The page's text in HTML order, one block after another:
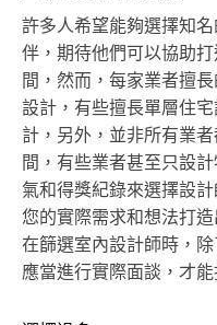
許多人希望能夠選擇知
伴，期待他們可以協助
間，然而，每家業者擅
設計，有些擅長單層住
計，另外，並非所有業
間，有些業者甚至只設
氣和得獎紀錄來選擇設
您的實際需求和想法打
在篩選室內設計師時，
應當進行實際面談，才